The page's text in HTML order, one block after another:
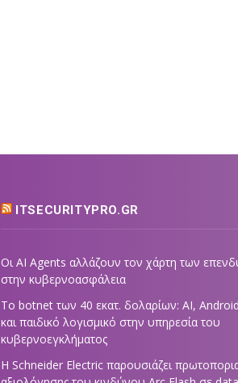
ITSECURITYPRO.GR
Οι AI Agents αλλάζουν τον χάρτη των
στην κυβερνοασφάλεια
Το botnet των 40 εκατ. δολαρίων: AI,
και παιδικό λογισμικό στην υπηρεσία του
κυβερνοεγκλήματος
Η Schneider Electric παρουσιάζει